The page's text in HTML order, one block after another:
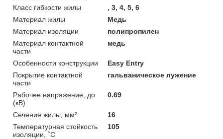
Класс гибкости жилы
, 3, 4, 5, 6
Материал жилы
Медь
Материал изоляции
полипропилен
Материал контактной
части
медь
Особенности конструкции
Easy Entry
Покрытие контактной
части
гальваническое лужение
Рабочее напряжение, до
(кВ)
0.69
Сечение жилы, мм²
16
Температурная стойкость
изоляции, ˚С
105